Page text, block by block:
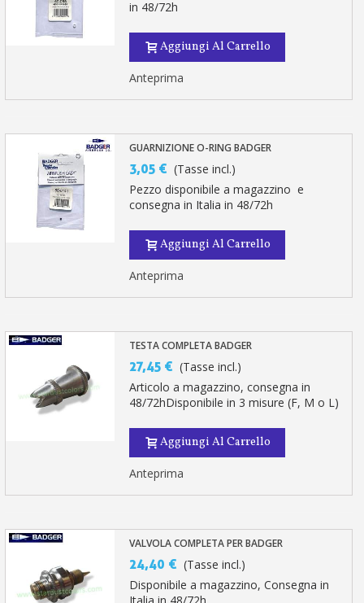
in 48/72h
Aggiungi Al Carrello
Anteprima
GUARNIZIONE O-RING BADGER
3,05 € (Tasse incl.)
Pezzo disponibile a magazzino e
consegna in Italia in 48/72h
Aggiungi Al Carrello
Anteprima
TESTA COMPLETA BADGER
27,45 € (Tasse incl.)
Articolo a magazzino, consegna in
48/72hDisponibile in 3 misure (F, M o L)
Aggiungi Al Carrello
Anteprima
VALVOLA COMPLETA PER BADGER
24,40 € (Tasse incl.)
Disponibile a magazzino, Consegna in
Italia in 48/72h